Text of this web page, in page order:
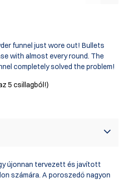
funnel just wore out! Bullets
with almost every round. The
completely solved the problem!
5 csillagból!)
újonnan tervezett és javított
számára. A poroszedő nagyon